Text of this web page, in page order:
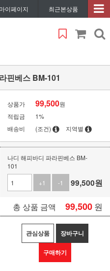
마이페이지 최근본상품
핀베스 BM-101
상품가 99,500원
적립금
1%
배송비
(조건) 지역별
나디 해피바디 파라핀베스 BM-
101
+1
-1 99,500원
총 상품 금액 99,500 원
관심상품 장바구니
구매하기